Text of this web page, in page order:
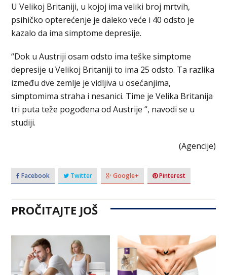
U Velikoj Britaniji, u kojoj ima veliki broj mrtvih,
psihičko opterećenje je daleko veće i 40 odsto je
kazalo da ima simptome depresije.
“Dok u Austriji osam odsto ima teške simptome
depresije u Velikoj Britaniji to ima 25 odsto. Ta razlika
između dve zemlje je vidljiva u osećanjima,
simptomima straha i nesanici. Time je Velika Britanija
tri puta teže pogođena od Austrije “, navodi se u
studiji.
(Agencije)
Facebook Twitter Google+ Pinterest
PROČITAJTE JOŠ